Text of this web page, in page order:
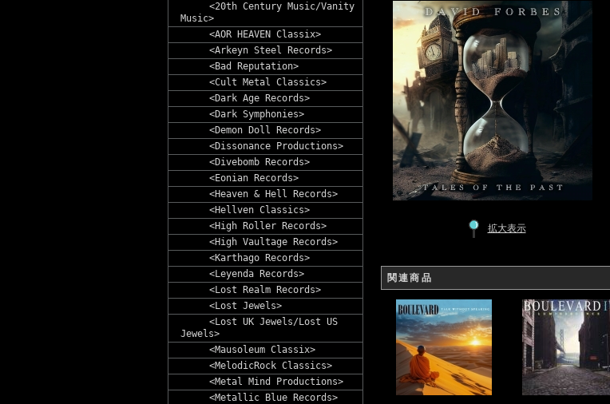
<20th Century Music/Vanity
Music>
<AOR HEAVEN Classix>
<Arkeyn Steel Records>
<Bad Reputation>
<Cult Metal Classics>
<Dark Age Records>
<Dark Symphonies>
<Demon Doll Records>
<Dissonance Productions>
<Divebomb Records>
<Eonian Records>
<Heaven & Hell Records>
<Hellven Classics>
<High Roller Records>
<High Vaultage Records>
<Karthago Records>
<Leyenda Records>
<Lost Realm Records>
<Lost Jewels>
<Lost UK Jewels/Lost US
Jewels>
<Mausoleum Classix>
<MelodicRock Classics>
<Metal Mind Productions>
<Metallic Blue Records>
拡大表示
関連商品